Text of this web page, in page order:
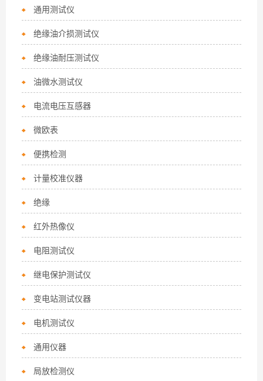
通用测试仪
绝缘油介损测试仪
绝缘油耐压测试仪
油微水测试仪
电流电压互感器
微欧表
便携检测
计量校准仪器
绝缘
红外热像仪
电阻测试仪
继电保护测试仪
变电站测试仪器
电机测试仪
通用仪器
局放检测仪